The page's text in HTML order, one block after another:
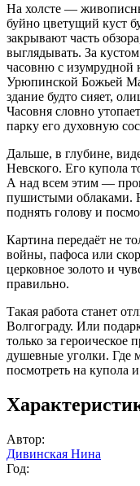
На холсте —
буйно цветущий куст
закрывают часть
выглядывать. За
часовню с
Урюпинской Божьей
здание будто сияет,
Часовня словно
парку его духовную
Дальше, в глубине,
Невского. Его купола
А над всем этим —
пушистыми облаками.
поднять голову и
Картина передаёт не
войны, пафоса или
церковное золото и
правильно.
Такая работа станет
Волгограду. Или
только за героическое
душевные уголки. Где
посмотреть на купола
Автор:
Дивинская Нина
Год: